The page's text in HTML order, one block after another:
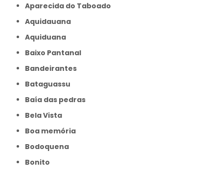
Aparecida do Taboado
Aquidauana
Aquiduana
Baixo Pantanal
Bandeirantes
Bataguassu
Baía das pedras
Bela Vista
Boa memória
Bodoquena
Bonito